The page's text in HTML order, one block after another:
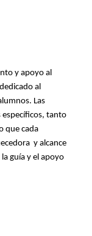
y apoyo al
al
Las
específicos, tanto
que cada
y alcance
guía y el apoyo